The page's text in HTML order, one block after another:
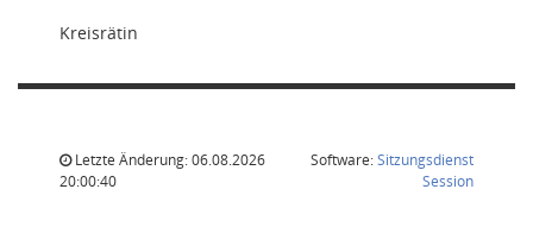
Kreisrätin
Letzte Änderung: 06.08.2026
20:00:40
Software:Sitzungsdienst
Session(Wird in